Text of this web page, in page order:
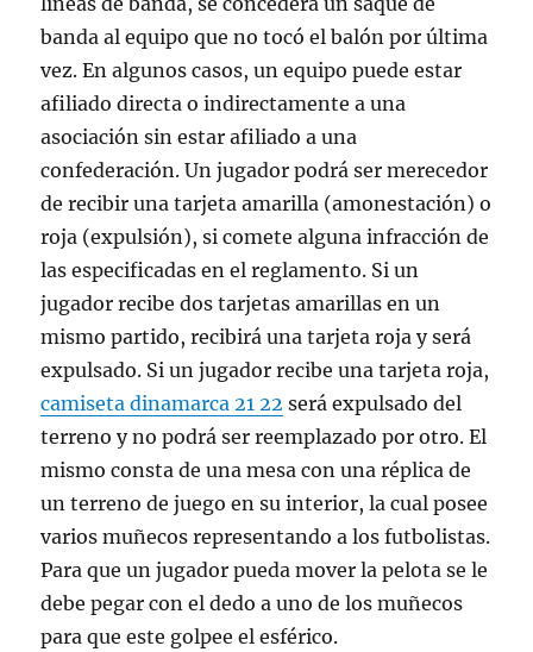
banda al equipo que no tocó el balón por última
vez. En algunos casos, un equipo puede estar
afiliado directa o indirectamente a una
asociación sin estar afiliado a una
confederación. Un jugador podrá ser merecedor
de recibir una tarjeta amarilla (amonestación) o
roja (expulsión), si comete alguna infracción de
las especificadas en el reglamento. Si un
jugador recibe dos tarjetas amarillas en un
mismo partido, recibirá una tarjeta roja y será
expulsado. Si un jugador recibe una tarjeta roja,
camiseta dinamarca 21 22 será expulsado del
terreno y no podrá ser reemplazado por otro. El
mismo consta de una mesa con una réplica de
un terreno de juego en su interior, la cual posee
varios muñecos representando a los futbolistas.
Para que un jugador pueda mover la pelota se le
debe pegar con el dedo a uno de los muñecos
para que este golpee el esférico.